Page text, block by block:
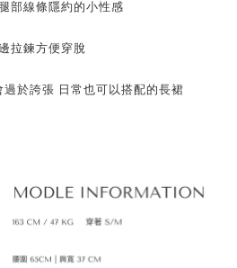
部線條隱約的小性感
拉鍊方便穿脫
於誇張 日常也可以搭配的長裙